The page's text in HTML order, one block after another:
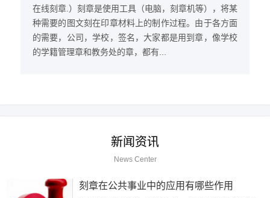
在线刻章.）刻章是使用工具（电脑，刻章机等），将某
种需要的图文刻在印章材料上的制作过程。由于各方面
的需要，公司，学校，签名，大家都是用到章，像学校
的学籍管理章和教务处的章，都有...
新闻资讯
News Center
刻章在公共事业中的应用有哪些作用